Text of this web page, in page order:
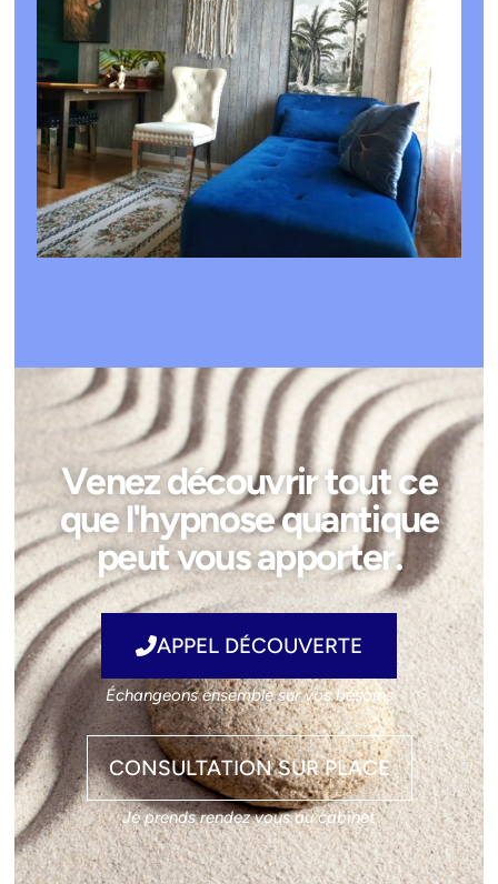
Venez découvrir tout ce
que l'hypnose quantique
peut vous apporter.
APPEL DÉCOUVERTE
Échangeons ensemble sur vos besoins
CONSULTATION SUR PLACE
Je prends rendez vous au cabinet